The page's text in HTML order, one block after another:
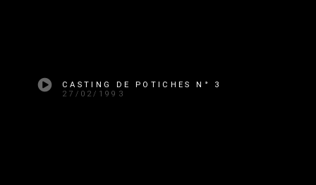
CASTING DE POTICHES N° 3
27/02/1993